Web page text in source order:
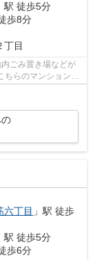
駅 徒歩5分
歩8分
丁目
ごみ置き場などが
ちらのマンションか
六丁目 」駅 徒歩
駅 徒歩5分
歩6分